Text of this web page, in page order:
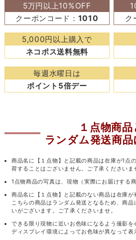
5万円以上10%OFF
クーポンコード： 1010
ク
5,000円以上購入で
ネコポス送料無料
毎週水曜日は
ポイント5倍デー
１点物商品
ランダム発送商
商品名に【１点物】と記載の商品は在庫が1点
荷することはございません。ご了承くださいま
1点物商品の写真は、現物（実際にお届けする
商品名に【１点物】と記載のない商品は在庫が
こちらの商品はランダム発送となるため、商
いがございます。ご了承くださいませ。
できる限り現物に近いお色味になるよう撮影
ディスプレイ環境によってお色味が異なって表